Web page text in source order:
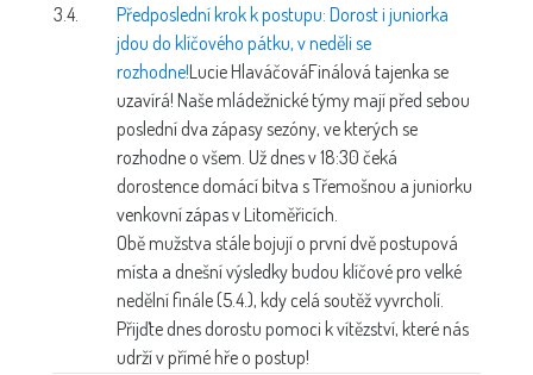
3.4.
Předposlední krok k postupu: Dorost i juniorka
jdou do klíčového pátku, v neděli se
rozhodne!Lucie HlaváčováFinálová tajenka se
uzavírá! Naše mládežnické týmy mají před sebou
poslední dva zápasy sezóny, ve kterých se
rozhodne o všem. Už dnes v 18:30 čeká
dorostence domácí bitva s Třemošnou a juniorku
venkovní zápas v Litoměřicích.
Obě mužstva stále bojují o první dvě postupová
místa a dnešní výsledky budou klíčové pro velké
nedělní finále (5.4.), kdy celá soutěž vyvrcholí.
Přijďte dnes dorostu pomoci k vítězství, které nás
udrží v přímé hře o postup!